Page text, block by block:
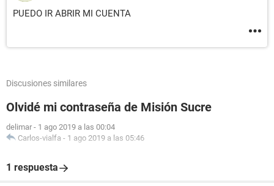
PUEDO IR ABRIR MI CUENTA
Discusiones similares
Olvidé mi contraseña de Misión Sucre
delimar - 1 ago 2019 a las 00:04
Carlos-vialfa - 1 ago 2019 a las 05:46
1 respuesta